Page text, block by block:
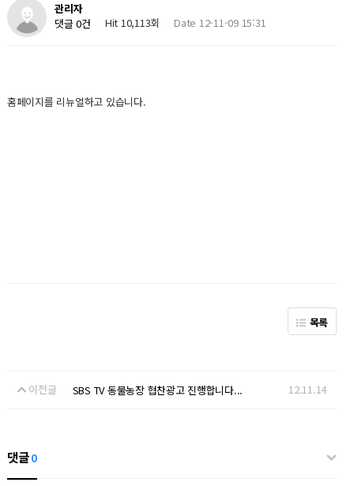
관리자
댓글 0건
Hit 10,113회 Date 12-11-09 15:31
홈페이지를 리뉴얼하고 있습니다.
목록
이전글 SBS TV 동물농장 협찬광고 진행합니다... 12.11.14
댓글0